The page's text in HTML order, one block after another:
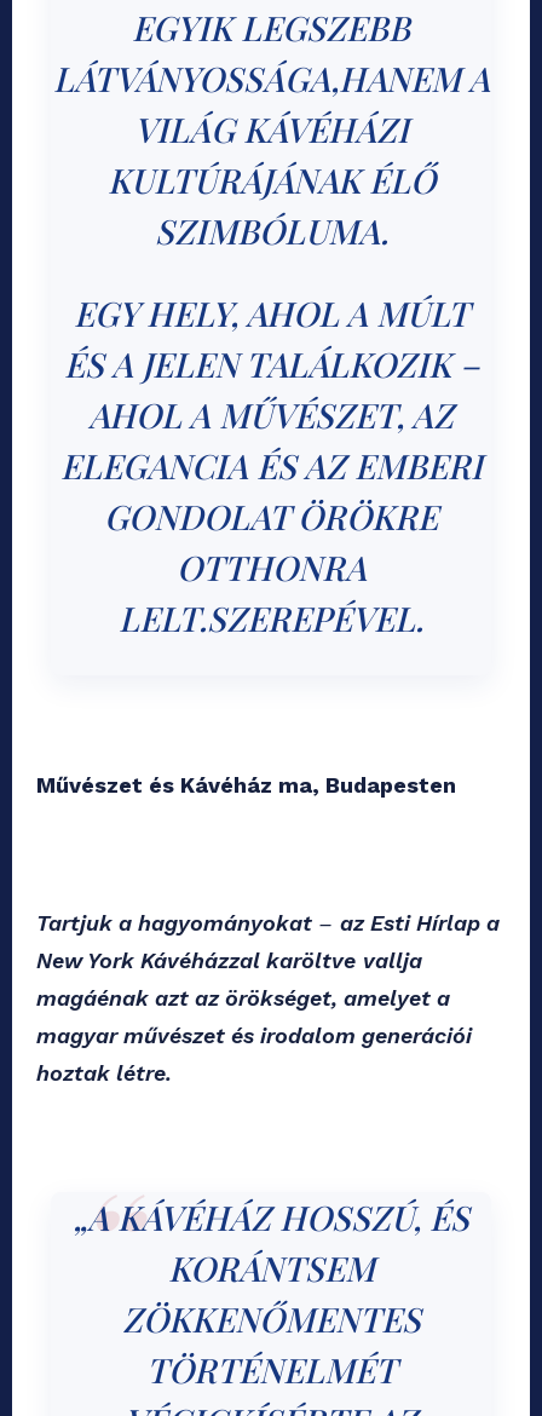
EGYIK LEGSZEBB
LÁTVÁNYOSSÁGA,HANEM A
VILÁG KÁVÉHÁZI
KULTÚRÁJÁNAK ÉLŐ
SZIMBÓLUMA.
EGY HELY, AHOL A MÚLT
ÉS A JELEN TALÁLKOZIK –
AHOL A MŰVÉSZET, AZ
ELEGANCIA ÉS AZ EMBERI
GONDOLAT ÖRÖKRE
OTTHONRA
LELT.SZEREPÉVEL.
Művészet és Kávéház ma, Budapesten
Tartjuk a hagyományokat – az Esti Hírlap a
New York Kávéházzal karöltve vallja
magáénak azt az örökséget, amelyet a
magyar művészet és irodalom generációi
hoztak létre.
„A KÁVÉHÁZ HOSSZÚ, ÉS
KORÁNTSEM
ZÖKKENŐMENTES
TÖRTÉNELMÉT